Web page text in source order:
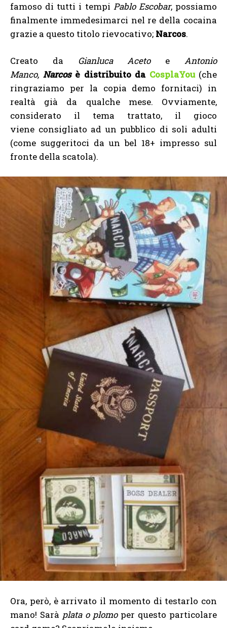
famoso di tutti i tempi Pablo Escobar, possiamo
finalmente immedesimarci nel re della cocaina
grazie a questo titolo rievocativo; Narcos.
Creato da Gianluca AcetoeAntonio
Manco, Narcosè distribuito da CosplaYou(che
ringraziamo per la copia demo fornitaci) in
realtà già da qualche mese. Ovviamente,
considerato il tema trattato, il gioco
viene consigliato ad un pubblico di soli adulti
(come suggeritoci da un bel 18+ impresso sul
fronte della scatola).
Ora, però, è arrivato il momento di testarlo con
mano! Sarà plata o plomoper questo particolare